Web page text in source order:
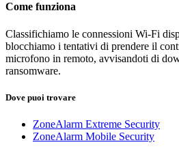
Come funziona
Classifichiamo le connessioni Wi-Fi
blocchiamo i tentativi di prendere il
microfono in remoto, avvisandoti di
ransomware.
Dove puoi trovare
ZoneAlarm Extreme Security
ZoneAlarm Mobile Security